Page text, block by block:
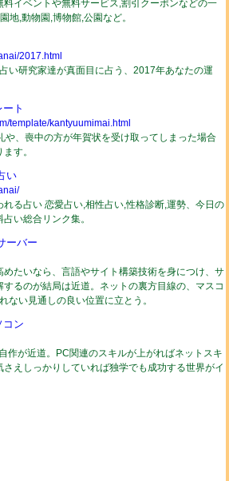
料イベントや無料サービス,割引クーポンなどの一
地,動物園,博物館,公園など。
2017.html
い研究家達が真面目に占う、2017年あなたの運
ト
template/kantyuumimai.html
や、喪中の方が年賀状を受け取ってしまった場合
す。
い
る占い 恋愛占い,相性占い,性格診断,運勢、今日の
い総合リンク集。
ーバー
めたいなら、言語やサイト構築技術を身につけ、サ
るのが結局は近道。ネットの裏方目線の、マスコ
ない見通しの良い位置に立とう。
コン
作が近道。PC関連のスキルが上がればネットスキ
えしっかりしていれば独学でも成功する世界がイ